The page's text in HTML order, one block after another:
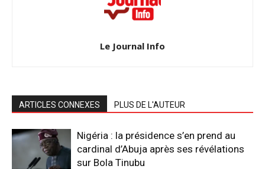
Le Journal Info
ARTICLES CONNEXES PLUS DE L'AUTEUR
Nigéria : la présidence s’en prend au
cardinal d’Abuja après ses révélations
sur Bola Tinubu